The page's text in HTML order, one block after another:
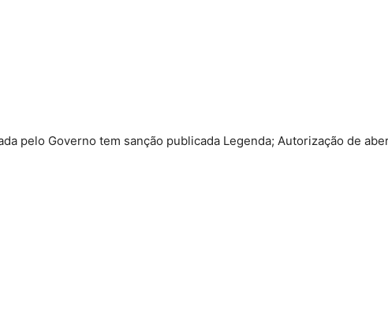
pelo Governo tem sanção publicada Legenda; Autorização de